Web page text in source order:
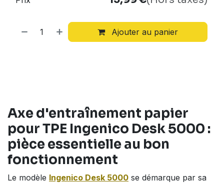
Ajouter au panier
Axe d'entraînement papier
pourTPE Ingenico Desk 5000 :
pièce essentielle au bon
fonctionnement
Le modèle Ingenico Desk 5000 se démarque par sa